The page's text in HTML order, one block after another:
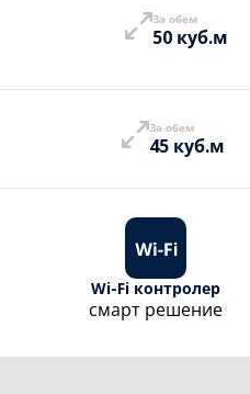
За обем
50 куб.м
За обем
45 куб.м
Wi-Fi контролер
смарт решение